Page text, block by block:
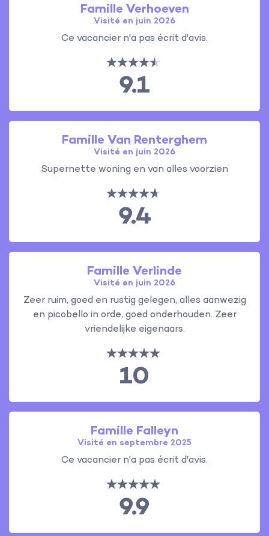
Famille Verhoeven
Visité en juin 2026
Ce vacancier n'a pas écrit d'avis.
9.1
Famille Van Renterghem
Visité en juin 2026
Supernette woning en van alles voorzien
9.4
Famille Verlinde
Visité en juin 2026
Zeer ruim, goed en rustig gelegen, alles aanwezig
en picobello in orde, goed onderhouden. Zeer
vriendelijke eigenaars.
10
Famille Falleyn
Visité en septembre 2025
Ce vacancier n'a pas écrit d'avis.
9.9